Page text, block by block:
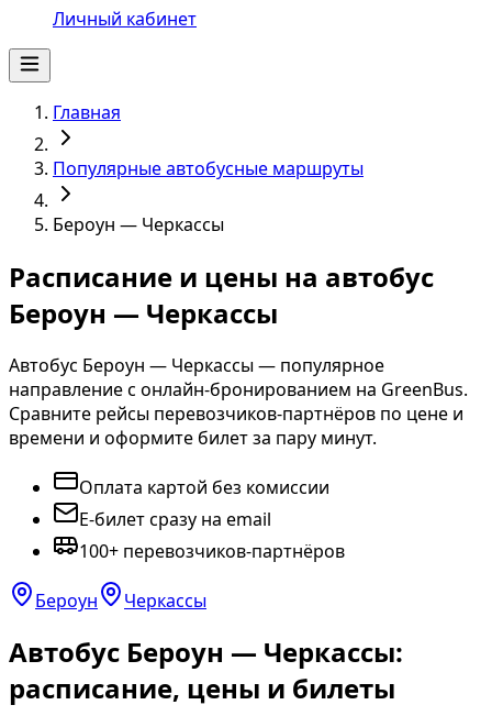
Личный кабинет
Главная
Популярные автобусные маршруты
Бероун — Черкассы
Расписание и цены на автобус
Бероун — Черкассы
Автобус Бероун — Черкассы — популярное
направление с онлайн-бронированием на GreenBus.
Сравните рейсы перевозчиков-партнёров по цене и
времени и оформите билет за пару минут.
Оплата картой без комиссии
E-билет сразу на email
100+ перевозчиков-партнёров
Бероун Черкассы
Автобус Бероун — Черкассы:
расписание, цены и билеты